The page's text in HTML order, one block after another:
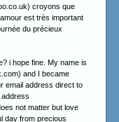
croyons que
est très important
du précieux
i hope fine. My name is
and I became
email address direct to
not matter but love
day from precious